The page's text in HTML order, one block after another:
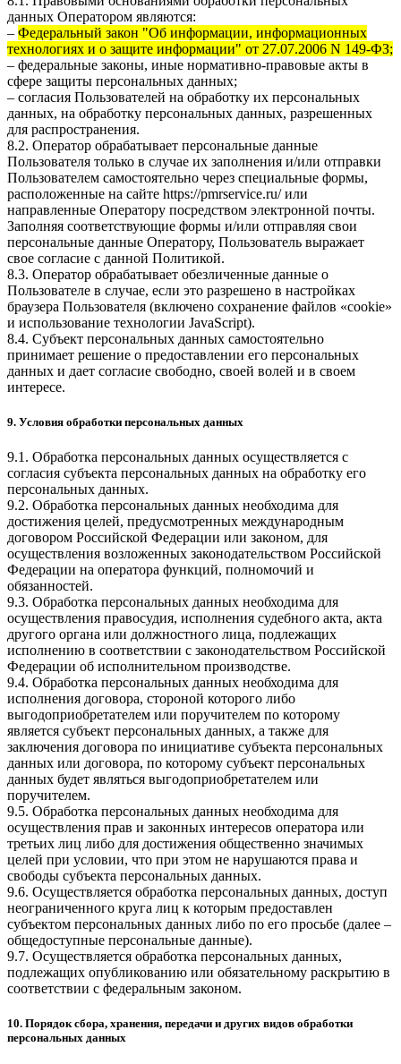
данных Оператором являются:
– Федеральный закон "Об информации, информационных
технологиях и о защите информации" от 27.07.2006 N 149-ФЗ;
– федеральные законы, иные нормативно-правовые акты в
сфере защиты персональных данных;
– согласия Пользователей на обработку их персональных
данных, на обработку персональных данных, разрешенных
для распространения.
8.2. Оператор обрабатывает персональные данные
Пользователя только в случае их заполнения и/или отправки
Пользователем самостоятельно через специальные формы,
расположенные на сайте https://pmrservice.ru/или
направленные Оператору посредством электронной почты.
Заполняя соответствующие формы и/или отправляя свои
персональные данные Оператору, Пользователь выражает
свое согласие с данной Политикой.
8.3. Оператор обрабатывает обезличенные данные о
Пользователе в случае, если это разрешено в настройках
браузера Пользователя (включено сохранение файлов «cookie»
и использование технологии JavaScript).
8.4. Субъект персональных данных самостоятельно
принимает решение о предоставлении его персональных
данных и дает согласие свободно, своей волей и в своем
интересе.
9. Условия обработки персональных данных
9.1. Обработка персональных данных осуществляется с
согласия субъекта персональных данных на обработку его
персональных данных.
9.2. Обработка персональных данных необходима для
достижения целей, предусмотренных международным
договором Российской Федерации или законом, для
осуществления возложенных законодательством Российской
Федерации на оператора функций, полномочий и
обязанностей.
9.3. Обработка персональных данных необходима для
осуществления правосудия, исполнения судебного акта, акта
другого органа или должностного лица, подлежащих
исполнению в соответствии с законодательством Российской
Федерации об исполнительном производстве.
9.4. Обработка персональных данных необходима для
исполнения договора, стороной которого либо
выгодоприобретателем или поручителем по которому
является субъект персональных данных, а также для
заключения договора по инициативе субъекта персональных
данных или договора, по которому субъект персональных
данных будет являться выгодоприобретателем или
поручителем.
9.5. Обработка персональных данных необходима для
осуществления прав и законных интересов оператора или
третьих лиц либо для достижения общественно значимых
целей при условии, что при этом не нарушаются права и
свободы субъекта персональных данных.
9.6. Осуществляется обработка персональных данных, доступ
неограниченного круга лиц к которым предоставлен
субъектом персональных данных либо по его просьбе (далее –
общедоступные персональные данные).
9.7. Осуществляется обработка персональных данных,
подлежащих опубликованию или обязательному раскрытию в
соответствии с федеральным законом.
10. Порядок сбора, хранения, передачи и других видов обработки
персональных данных